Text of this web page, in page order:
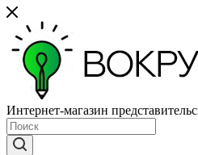
Интернет-магазин